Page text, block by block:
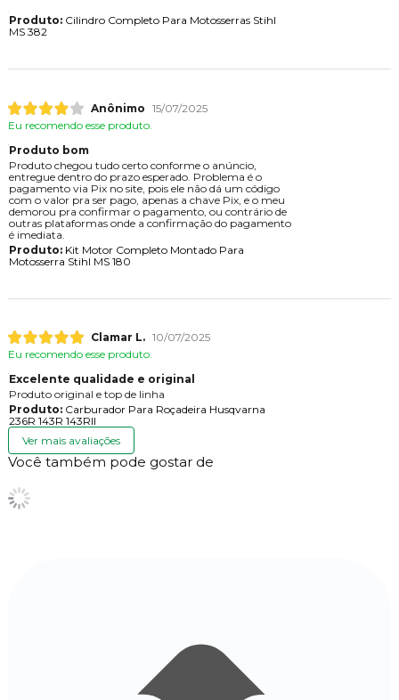
Produto:Cilindro Completo Para Motosserras Stihl
MS 382
Anônimo 15/07/2025
Eu recomendo esse produto.
Produto bom
Produto chegou tudo certo conforme o anúncio,
entregue dentro do prazo esperado. Problema é o
pagamento via Pix no site, pois ele não dá um código
com o valor pra ser pago, apenas a chave Pix, e o meu
demorou pra confirmar o pagamento, ou contrário de
outras plataformas onde a confirmação do pagamento
é imediata.
Produto:Kit Motor Completo Montado Para
Motosserra Stihl MS 180
Clamar L. 10/07/2025
Eu recomendo esse produto.
Excelente qualidade e original
Produto original e top de linha
Produto:Carburador Para Roçadeira Husqvarna
236R 143R 143RII
Ver mais avaliações
Você também pode gostar de